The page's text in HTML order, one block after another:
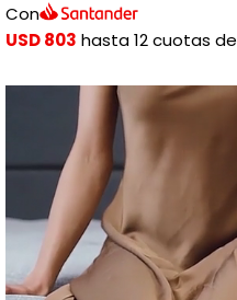
Con
USD 803 hasta 12 cuotas de